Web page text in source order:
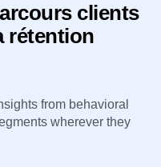
clients
rétention
from behavioral
wherever they